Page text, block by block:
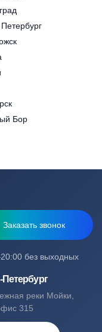
Бор
Заказать звонок
без выходных
Петербург
реки Мойки,
315
244-49-61